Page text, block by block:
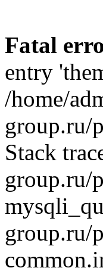
Fatal
entry
/home/
group.ru/
Stack
group.ru/
group.ru/